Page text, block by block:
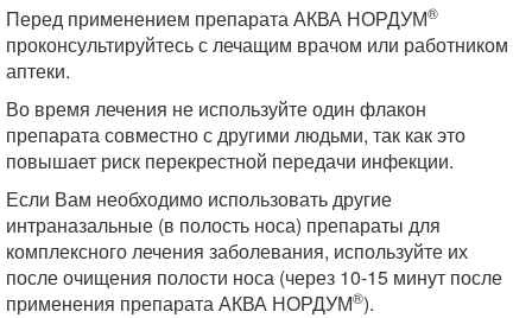
Перед применением препарата АКВА НОРДУМ®
проконсультируйтесь с лечащим врачом или работником
аптеки.
Во время лечения не используйте один флакон
препарата совместно с другими людьми, так как это
повышает риск перекрестной передачи инфекции.
Если Вам необходимо использовать другие
интраназальные (в полость носа) препараты для
комплексного лечения заболевания, используйте их
после очищения полости носа (через 10-15 минут после
применения препарата АКВА НОРДУМ®).